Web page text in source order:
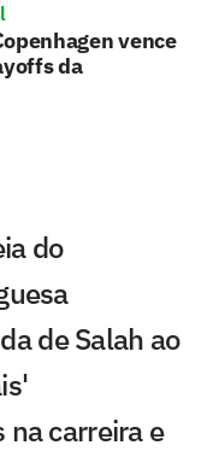
vence
da
do
de Salah ao
na carreira e